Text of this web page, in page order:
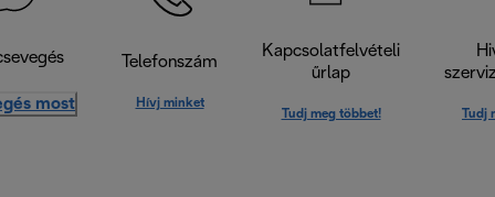
most
Telefonszám
Hívj minket
Kapcsolatfelvételi
űrlap
Tudj meg többet! Tudj